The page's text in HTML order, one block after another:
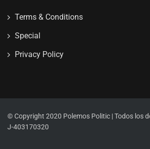
Terms & Conditions
Special
Privacy Policy
© Copyright 2020 Polemos Politic | Todos los
J-403170320